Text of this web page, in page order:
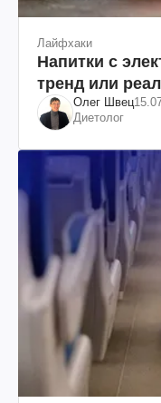
Лайфхаки
Напитки с
тренд или
Олег Швец
Диетолог